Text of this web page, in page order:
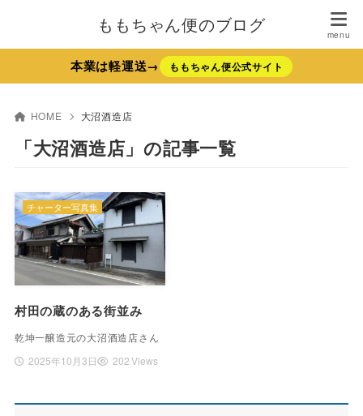
ももちゃん便のブログ
本業は軽運送→ ももちゃん便公式サイト
HOME 大沼酒造店
「大沼酒造店」の記事一覧
村田の蔵のある街並み
乾坤一醸造元の大沼酒造店さん
2025年10月3日
チャーター写真集
202 Views